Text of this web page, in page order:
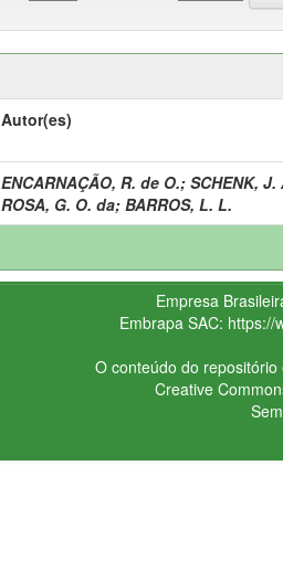
Autor(es)
ENCARNAÇÃO, R. de O.; SCHENK, J.
ROSA, G. O. da; BARROS, L. L.
Empresa
Embrapa SAC: https://
O conteúdo do
Creative